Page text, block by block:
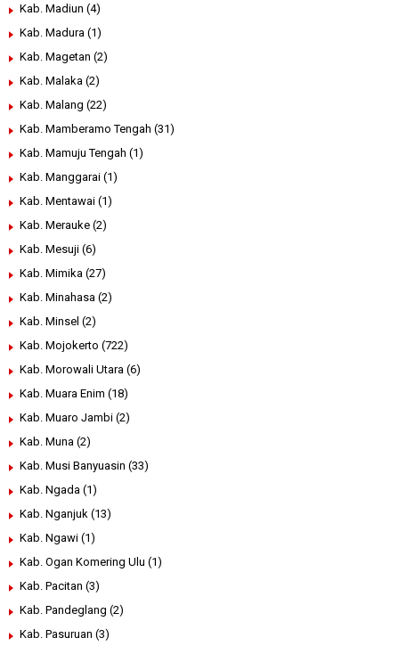
Kab. Madiun (4)
Kab. Madura (1)
Kab. Magetan (2)
Kab. Malaka (2)
Kab. Malang (22)
Kab. Mamberamo Tengah (31)
Kab. Mamuju Tengah (1)
Kab. Manggarai (1)
Kab. Mentawai (1)
Kab. Merauke (2)
Kab. Mesuji (6)
Kab. Mimika (27)
Kab. Minahasa (2)
Kab. Minsel (2)
Kab. Mojokerto (722)
Kab. Morowali Utara (6)
Kab. Muara Enim (18)
Kab. Muaro Jambi (2)
Kab. Muna (2)
Kab. Musi Banyuasin (33)
Kab. Ngada (1)
Kab. Nganjuk (13)
Kab. Ngawi (1)
Kab. Ogan Komering Ulu (1)
Kab. Pacitan (3)
Kab. Pandeglang (2)
Kab. Pasuruan (3)